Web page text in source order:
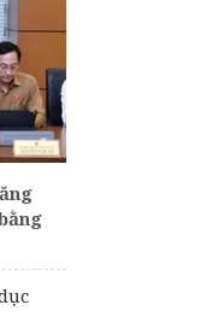
tách
phổ
chế